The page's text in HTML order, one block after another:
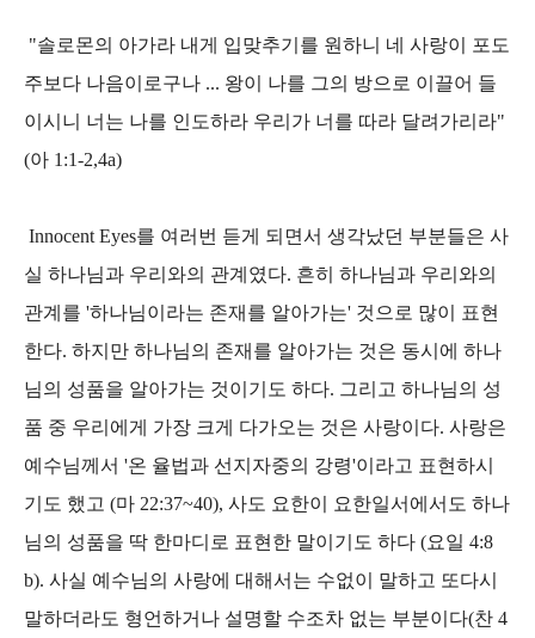
"솔로몬의 아가라 내게 입맞추기를 원하니 네 사랑이 포도
주보다 나음이로구나 ... 왕이 나를 그의 방으로 이끌어 들
이시니 너는 나를 인도하라 우리가 너를 따라 달려가리라"
(아 1:1-2,4a)
Innocent Eyes를 여러번 듣게 되면서 생각났던 부분들은 사
실 하나님과 우리와의 관계였다. 흔히 하나님과 우리와의
관계를 '하나님이라는 존재를 알아가는' 것으로 많이 표현
한다. 하지만 하나님의 존재를 알아가는 것은 동시에 하나
님의 성품을 알아가는 것이기도 하다. 그리고 하나님의 성
품 중 우리에게 가장 크게 다가오는 것은 사랑이다. 사랑은
예수님께서 '온 율법과 선지자중의 강령'이라고 표현하시
기도 했고 (마 22:37~40), 사도 요한이 요한일서에서도 하나
님의 성품을 딱 한마디로 표현한 말이기도 하다 (요일 4:8
b). 사실 예수님의 사랑에 대해서는 수없이 말하고 또다시
말하더라도 형언하거나 설명할 수조차 없는 부분이다(찬 4